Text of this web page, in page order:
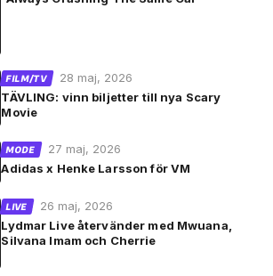
FILM/TV
28 maj, 2026
TÄVLING: vinn biljetter till nya Scary
Movie
MODE
27 maj, 2026
Adidas x Henke Larsson för VM
LIVE
26 maj, 2026
Lydmar Live återvänder med Mwuana,
Silvana Imam och Cherrie